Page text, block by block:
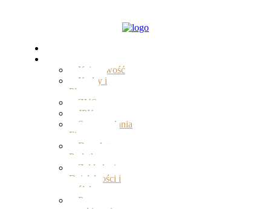
Księgowość
Kadry i
Płace
ZUS
JPK
Sprawozdania
Finansowe
Doradztwo
Podatkowe
Zakładanie
Działalności i
spółek
Pomoc w